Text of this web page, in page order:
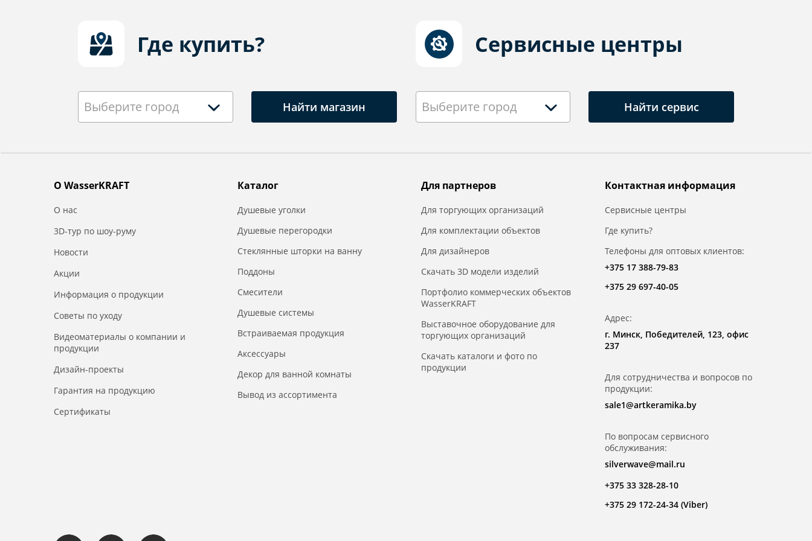
Где купить?
Выберите город Найти магазин
Сервисные центры
Выберите город Найти сервис
О WasserKRAFT
О нас
3D-тур по шоу-руму
Новости
Акции
Информация о продукции
Советы по уходу
Видеоматериалы о компании и
продукции
Дизайн-проекты
Гарантия на продукцию
Сертификаты
Каталог
Душевые уголки
Душевые перегородки
Стеклянные шторки на ванну
Поддоны
Смесители
Душевые системы
Встраиваемая продукция
Аксессуары
Декор для ванной комнаты
Вывод из ассортимента
Для партнеров
Для торгующих организаций
Для комплектации объектов
Для дизайнеров
Скачать 3D модели изделий
Портфолио коммерческих объектов
WasserKRAFT
Выставочное оборудование для
торгующих организаций
Скачать каталоги и фото по
продукции
Контактная информация
Сервисные центры
Где купить?
Телефоны для оптовых клиентов:
+375 17 388-79-83
+375 29 697-40-05
Адрес:
г. Минск, Победителей, 123, офис
237
Для сотрудничества и вопросов по
продукции:
sale1@artkeramika.by
По вопросам сервисного
обслуживания:
silverwave@mail.ru
+375 33 328-28-10
+375 29 172-24-34 (Viber)